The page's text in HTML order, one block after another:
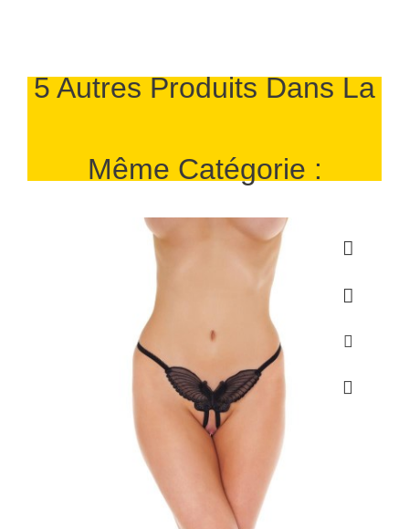
5 Autres Produits Dans La
Même Catégorie :